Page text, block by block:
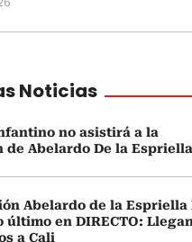
Noticias
no asistirá a la
de Abelardo De la Espriella
Abelardo de la Espriella
último en DIRECTO: Llegan
a Cali